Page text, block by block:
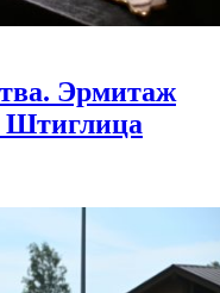
Эрмитаж
Штиглица